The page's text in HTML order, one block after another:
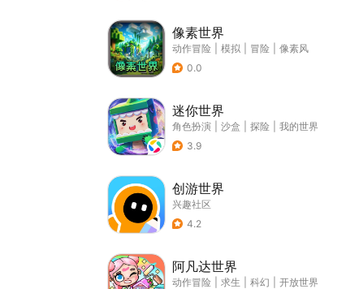
像素世界
动作冒险 模拟 冒险
像素风
0.0
迷你世界
角色扮演 沙盒 探险
我的世界
3.9
创游世界
兴趣社区
4.2
阿凡达世界
动作冒险 求生 科幻
开放世界